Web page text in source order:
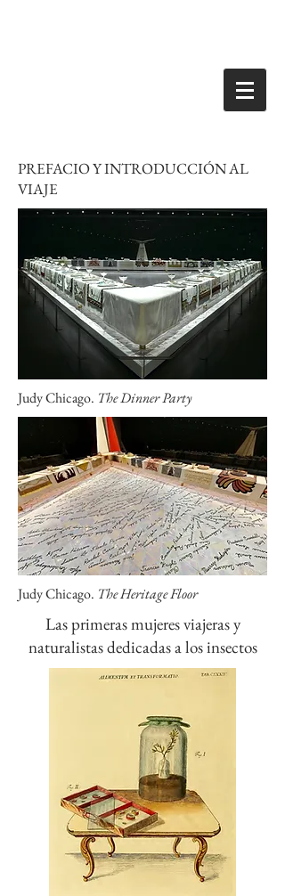
PREFACIO Y INTRODUCCIÓN AL
VIAJE
Judy Chicago. The Dinner Party
Judy Chicago. The Heritage Floor
Las primeras mujeres viajeras y
naturalistas dedicadas a los insectos